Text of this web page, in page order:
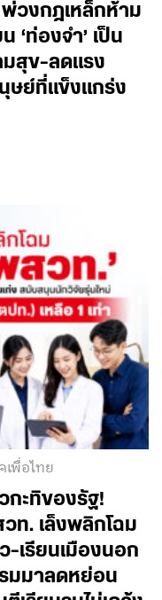
วงกฎเหล็กห้าม
‘ท่องจำ’ เป็น
มสุข-ลดแรง
ษย์ที่แข็งแกร่ง
พื่อไทย
ะทิของรัฐ!
ท. เล็งพลิกโฉม
-เรียนเมืองนอก
รมมาลดหย่อน